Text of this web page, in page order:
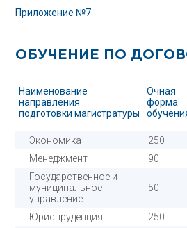
Приложение №7
ОБУЧЕНИЕ ПО
Наименование
направления
подготовки магистратуры
Очная
форма
Экономика 250
Менеджмент
90
Государственное и
муниципальное
управление
50
Юриспруденция 250